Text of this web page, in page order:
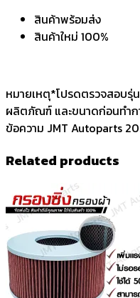
สินค้าพร้อมส่ง
สินค้าใหม่ 100%
หมายเหตุ*โปรดตรวจสอบรุ่
ผลิตภัณฑ์ และขนาดก่อนทำก
ข้อความ JMT Autoparts
Related products